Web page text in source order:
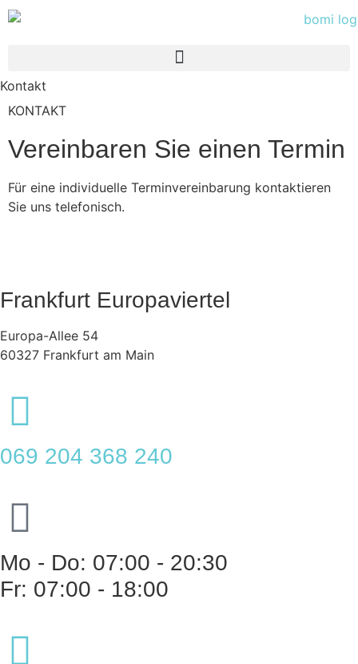
Kontakt
KONTAKT
Vereinbaren Sie einen Termin
Für eine individuelle Terminvereinbarung kontaktieren
Sie uns telefonisch.
Frankfurt Europaviertel
Europa-Allee 54
60327 Frankfurt am Main
069 204 368 240
Mo - Do: 07:00 - 20:30
Fr: 07:00 - 18:00